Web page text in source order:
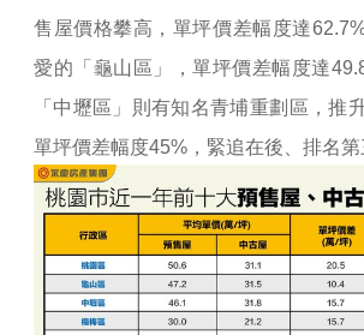
售屋價格攀高，單坪價差幅度達
愛的「龜山區」，單坪價差幅度達
「中壢區」則有知名青埔重劃區，推
單坪價差幅度45%，緊追在後、排名第